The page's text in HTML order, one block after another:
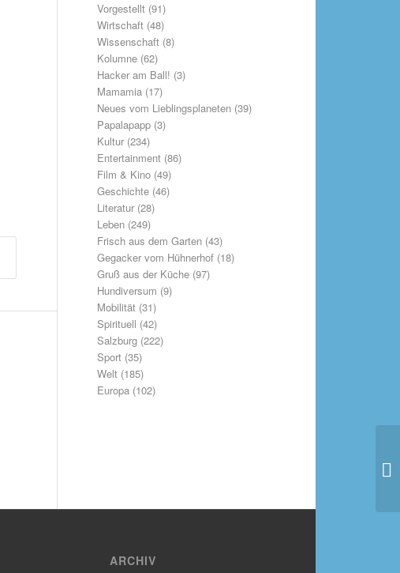
Vorgestellt(91)
Wirtschaft(48)
Wissenschaft(8)
Kolumne(62)
Hacker am Ball! (3)
Mamamia(17)
Neues vom Lieblingsplaneten(39)
Papalapapp(3)
Kultur(234)
Entertainment(86)
Film & Kino(49)
Geschichte(46)
Literatur(28)
Leben(249)
Frisch aus dem Garten(43)
Gegacker vom Hühnerhof(18)
Gruß aus der Küche(97)
Hundiversum (9)
Mobilität(31)
Spirituell (42)
Salzburg(222)
Sport(35)
Welt(185)
Europa(102)
ARCHIV